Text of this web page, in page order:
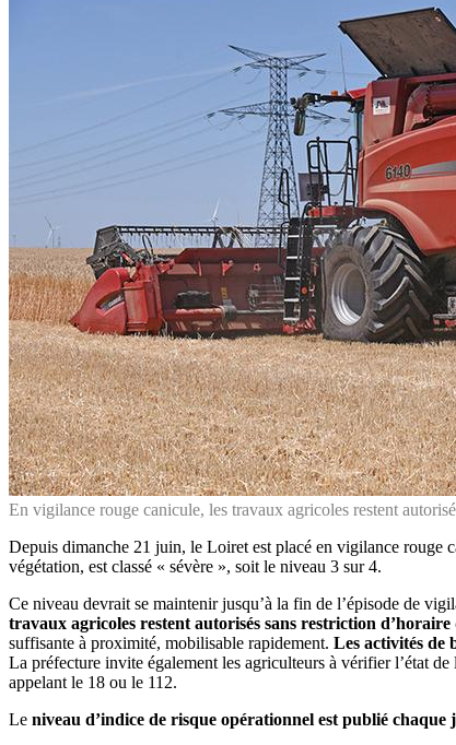
En vigilance rouge canicule, les travaux agricoles restent
Depuis dimanche 21 juin, le Loiret est placé en vigilance rouge
végétation, est classé « sévère », soit le niveau 3 sur 4.
Ce niveau devrait se maintenir jusqu’à la fin de l’épisode de
travaux agricoles restent autorisés sans restriction
suffisante à proximité, mobilisable rapidement. Les activités de
La préfecture invite également les agriculteurs à vérifier l’état
appelant le 18 ou le 112.
Le niveau d’indice de risque opérationnel est publié chaque